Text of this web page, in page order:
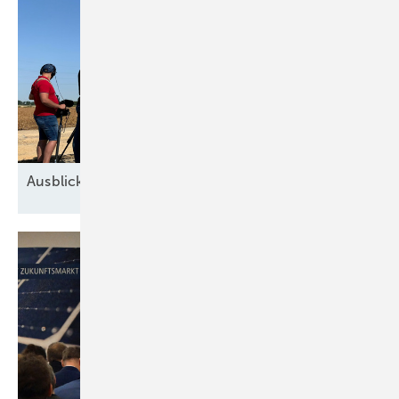
Ausblick der Windbranche: Was kommt 2026?